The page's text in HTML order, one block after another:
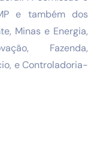
e também dos
Minas e Energia,
Fazenda,
e Controladoria-